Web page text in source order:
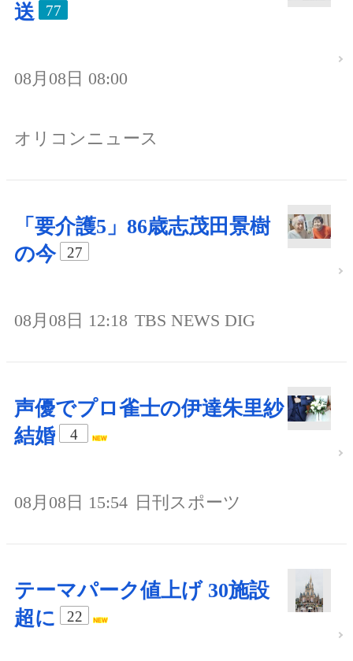
送
77
08月08日 08:00
オリコンニュース
「要介護5」86歳志茂田景樹
の今
27
08月08日 12:18 TBS NEWS DIG
声優でプロ雀士の伊達朱里紗
結婚
4
08月08日 15:54 日刊スポーツ
テーマパーク値上げ 30施設
超に
22